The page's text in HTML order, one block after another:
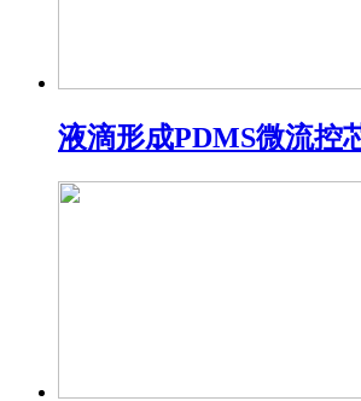
液滴形成PDMS微流控